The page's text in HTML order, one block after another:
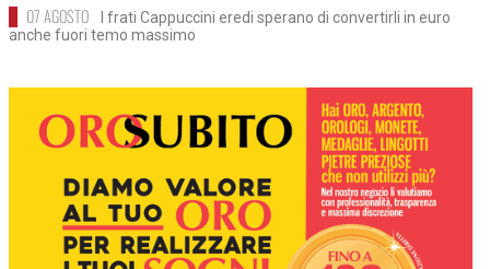
07 AGOSTO
I frati Cappuccini eredi sperano di convertirli in euro
anche fuori temo massimo